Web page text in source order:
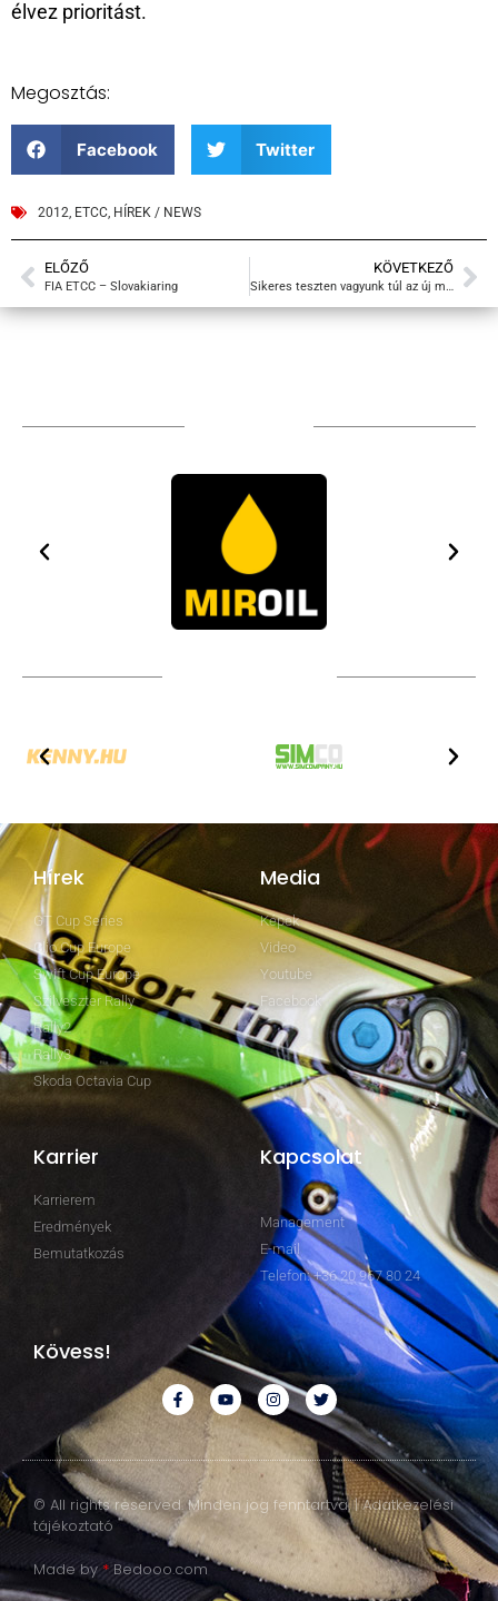
élvez prioritást.
Megosztás:
Facebook Twitter
2012, ETCC, HÍREK / NEWS
ELŐZŐ
FIA ETCC – Slovakiaring
KÖVETKEZŐ
Sikeres teszten vagyunk túl az új motorral
Hírek
GT Cup Series
Clio Cup Europe
Swift Cup Europe
Szilveszter Rally
Rally2
Rally3
Skoda Octavia Cup
Media
Képek
Video
Youtube
Facebook
Karrier
Karrierem
Eredmények
Bemutatkozás
Kapcsolat
Management
E-mail
Telefon: +36 20 967 80 24
Kövess!
© All rights reserved. Minden jog fenntartva. | Adatkezelési
tájékoztató
Made by*Bedooo.com